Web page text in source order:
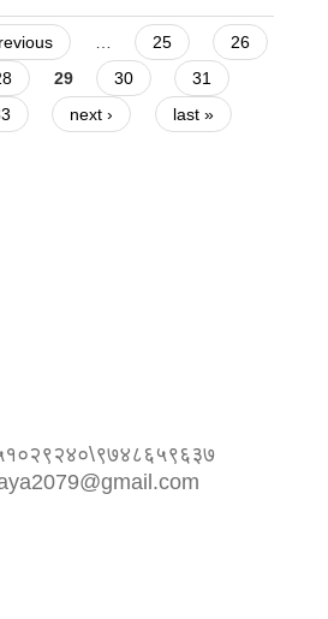
… 25
26
29 30
31
next › last »